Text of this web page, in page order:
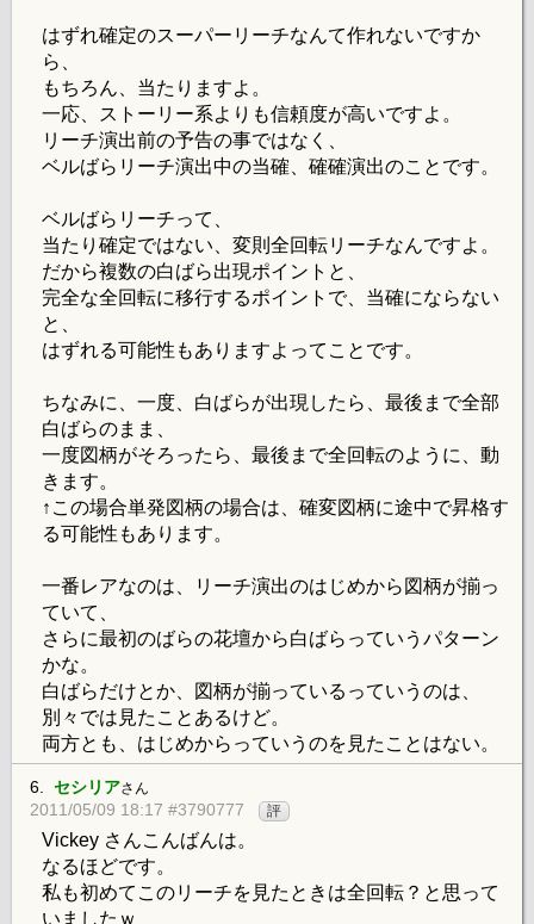
はずれ確定のスーパーリーチなんて作れないですか
ら、
もちろん、当たりますよ。
一応、ストーリー系よりも信頼度が高いですよ。
リーチ演出前の予告の事ではなく、
ベルばらリーチ演出中の当確、確確演出のことです。
ベルばらリーチって、
当たり確定ではない、変則全回転リーチなんですよ。
だから複数の白ばら出現ポイントと、
完全な全回転に移行するポイントで、当確にならない
と、
はずれる可能性もありますよってことです。
ちなみに、一度、白ばらが出現したら、最後まで全部
白ばらのまま、
一度図柄がそろったら、最後まで全回転のように、動
きます。
↑この場合単発図柄の場合は、確変図柄に途中で昇格す
る可能性もあります。
一番レアなのは、リーチ演出のはじめから図柄が揃っ
ていて、
さらに最初のばらの花壇から白ばらっていうパターン
かな。
白ばらだけとか、図柄が揃っているっていうのは、
別々では見たことあるけど。
両方とも、はじめからっていうのを見たことはない。
6. セシリアさん
2011/05/09 18:17 #3790777 評
Vickey さんこんばんは。
なるほどです。
私も初めてこのリーチを見たときは全回転？と思って
いましたｗ